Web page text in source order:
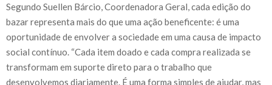
Segundo Suellen Bárcio, Coordenadora Geral, cada edição do
bazar representa mais do que uma ação beneficente: é uma
oportunidade de envolver a sociedade em uma causa de impacto
social contínuo. “Cada item doado e cada compra realizada se
transformam em suporte direto para o trabalho que
desenvolvemos diariamente. É uma forma simples de ajudar, mas